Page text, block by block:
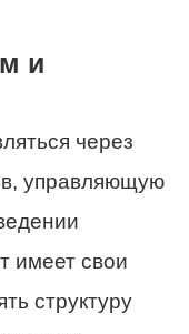
и
через
управляющую
имеет свои
структуру